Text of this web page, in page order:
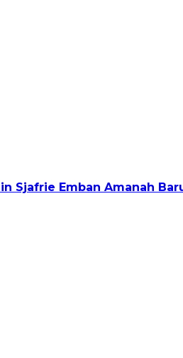
Sjafrie Emban Amanah